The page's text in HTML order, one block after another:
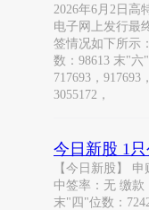
2026年6月2日高
电子网上发行最
签情况如下所示
数：98613 末"六"
717693，917693
3055172，
今日新股 1
【今日新股】
中签率：无 缴款
末"四"位数：